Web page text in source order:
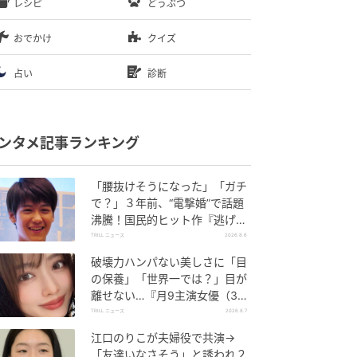
レシピ どうぶつ
おでかけ クイズ
占い 診断
タメ記事ランキング
「腰抜けそうになった」「ガチ
で？」３年前、“電撃婚”で話題
沸騰！国民的ヒット作『逃げ
恥』で異彩放った【国宝級イケ
TRILL ニュース 2026.8.6
破壊力ハンパない美しさに「目
の保養」「世界一では？」目が
離せない…『月9主演女優（34
歳）』“極上”美ショットがすご
TRILL ニュース 2026.8.7
江口のりこが夫婦役で共演→
「友達いなさそう」と誘われ２